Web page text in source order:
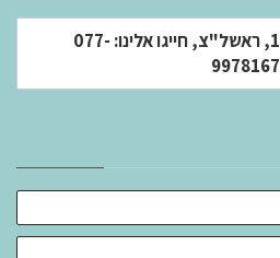
רחוב יעקב נחמיאס 1, ראשל"צ, חייגו אלינו: 077-
9978167